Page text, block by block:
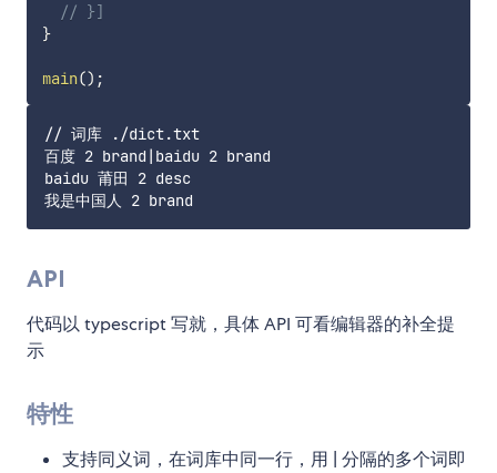
// }]
}
main() ;
// 词库 ./dict.txt
百度 2 brand|baidu 2 brand
baidu 莆田 2 desc
API
代码以 typescript 写就，具体 API 可看编辑器的补全提
示
特性
支持同义词，在词库中同一行，用 | 分隔的多个词即